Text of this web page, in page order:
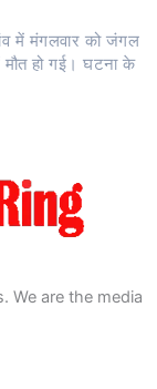
में मंगलवार को जंगल
मौत हो गई। घटना के
We are the media